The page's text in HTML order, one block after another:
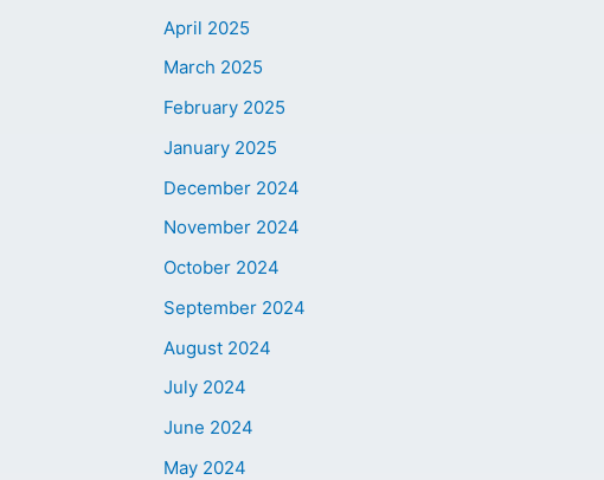
April 2025
March 2025
February 2025
January 2025
December 2024
November 2024
October 2024
September 2024
August 2024
July 2024
June 2024
May 2024